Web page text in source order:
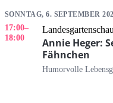
SONNTAG, 6. SEPTEMBER
17:00–
18:00
Annie Heger:
Fähnchen
Humorvolle